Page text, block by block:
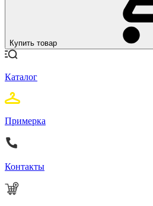
Купить товар
Каталог
Примерка
Контакты